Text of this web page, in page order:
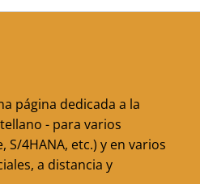
página dedicada a la
- para varios
S/4HANA, etc.) y en varios
a distancia y